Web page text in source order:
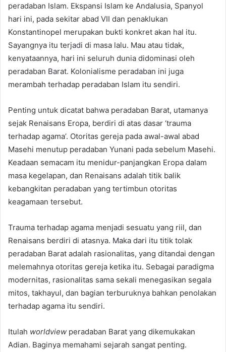
peradaban Islam. Ekspansi Islam ke Andalusia, Spanyol
hari ini, pada sekitar abad VII dan penaklukan
Konstantinopel merupakan bukti konkret akan hal itu.
Sayangnya itu terjadi di masa lalu. Mau atau tidak,
kenyataannya, hari ini seluruh dunia didominasi oleh
peradaban Barat. Kolonialisme peradaban ini juga
merambah terhadap peradaban Islam itu sendiri.
Penting untuk dicatat bahwa peradaban Barat, utamanya
sejak Renaisans Eropa, berdiri di atas dasar ‘trauma
terhadap agama’. Otoritas gereja pada awal-awal abad
Masehi menutup peradaban Yunani pada sebelum Masehi.
Keadaan semacam itu menidur-panjangkan Eropa dalam
masa kegelapan, dan Renaisans adalah titik balik
kebangkitan peradaban yang tertimbun otoritas
keagamaan tersebut.
Trauma terhadap agama menjadi sesuatu yang riil, dan
Renaisans berdiri di atasnya. Maka dari itu titik tolak
peradaban Barat adalah rasionalitas, yang ditandai dengan
melemahnya otoritas gereja ketika itu. Sebagai paradigma
modernitas, rasionalitas sama sekali menegasikan segala
mitos, takhayul, dan bagian terburuknya bahkan penolakan
terhadap agama itu sendiri.
Itulah worldview peradaban Barat yang dikemukakan
Adian. Baginya memahami sejarah sangat penting.